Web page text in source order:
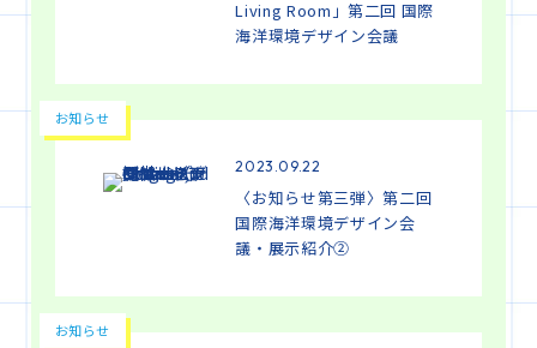
Living Room」第二回 国際
海洋環境デザイン会議
お知らせ
2023.09.22
〈お知らせ第三弾〉第二回
国際海洋環境デザイン会
議・展示紹介②
お知らせ